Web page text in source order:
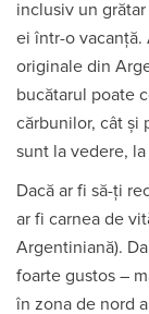
inclusiv un
ei într-o vacanță.
originale din
bucătarul poate
cărbunilor, cât și
sunt la vedere,
Dacă ar fi să-ți
ar fi carnea de
Argentiniană).
foarte gustos –
în zona de nord